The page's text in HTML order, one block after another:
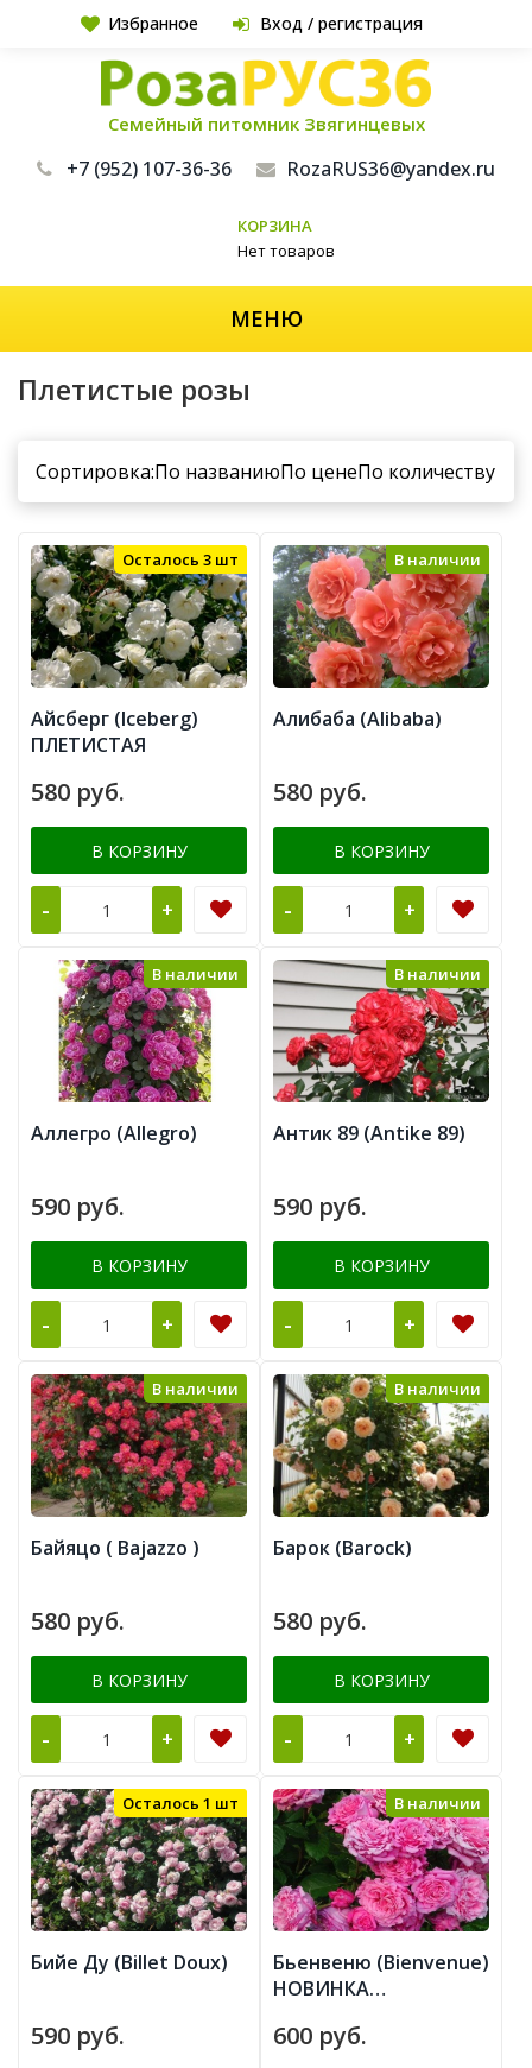
Избранное Вход / регистрация
Семейный питомник Звягинцевых
+7 (952) 107-36-36 RozaRUS36@yandex.ru
КОРЗИНА
Нет товаров
МЕНЮ
Плетистые розы
Сортировка:По названиюПо ценеПо количеству
Осталось 3 шт
Айсберг (Iceberg)
ПЛЕТИСТАЯ
580 руб.
В КОРЗИНУ
- +
В наличии
Алибаба (Alibaba)
580 руб.
В КОРЗИНУ
- +
В наличии
Аллегро (Allegro)
590 руб.
В КОРЗИНУ
- +
В наличии
Антик 89 (Antike 89)
590 руб.
В КОРЗИНУ
- +
В наличии
Байяцо ( Bajazzo )
580 руб.
В КОРЗИНУ
- +
В наличии
Барок (Barock)
580 руб.
В КОРЗИНУ
- +
Осталось 1 шт
Бийе Ду (Billet Doux)
590 руб.
В наличии
Бьенвеню (Bienvenue)
НОВИНКА
600 руб.